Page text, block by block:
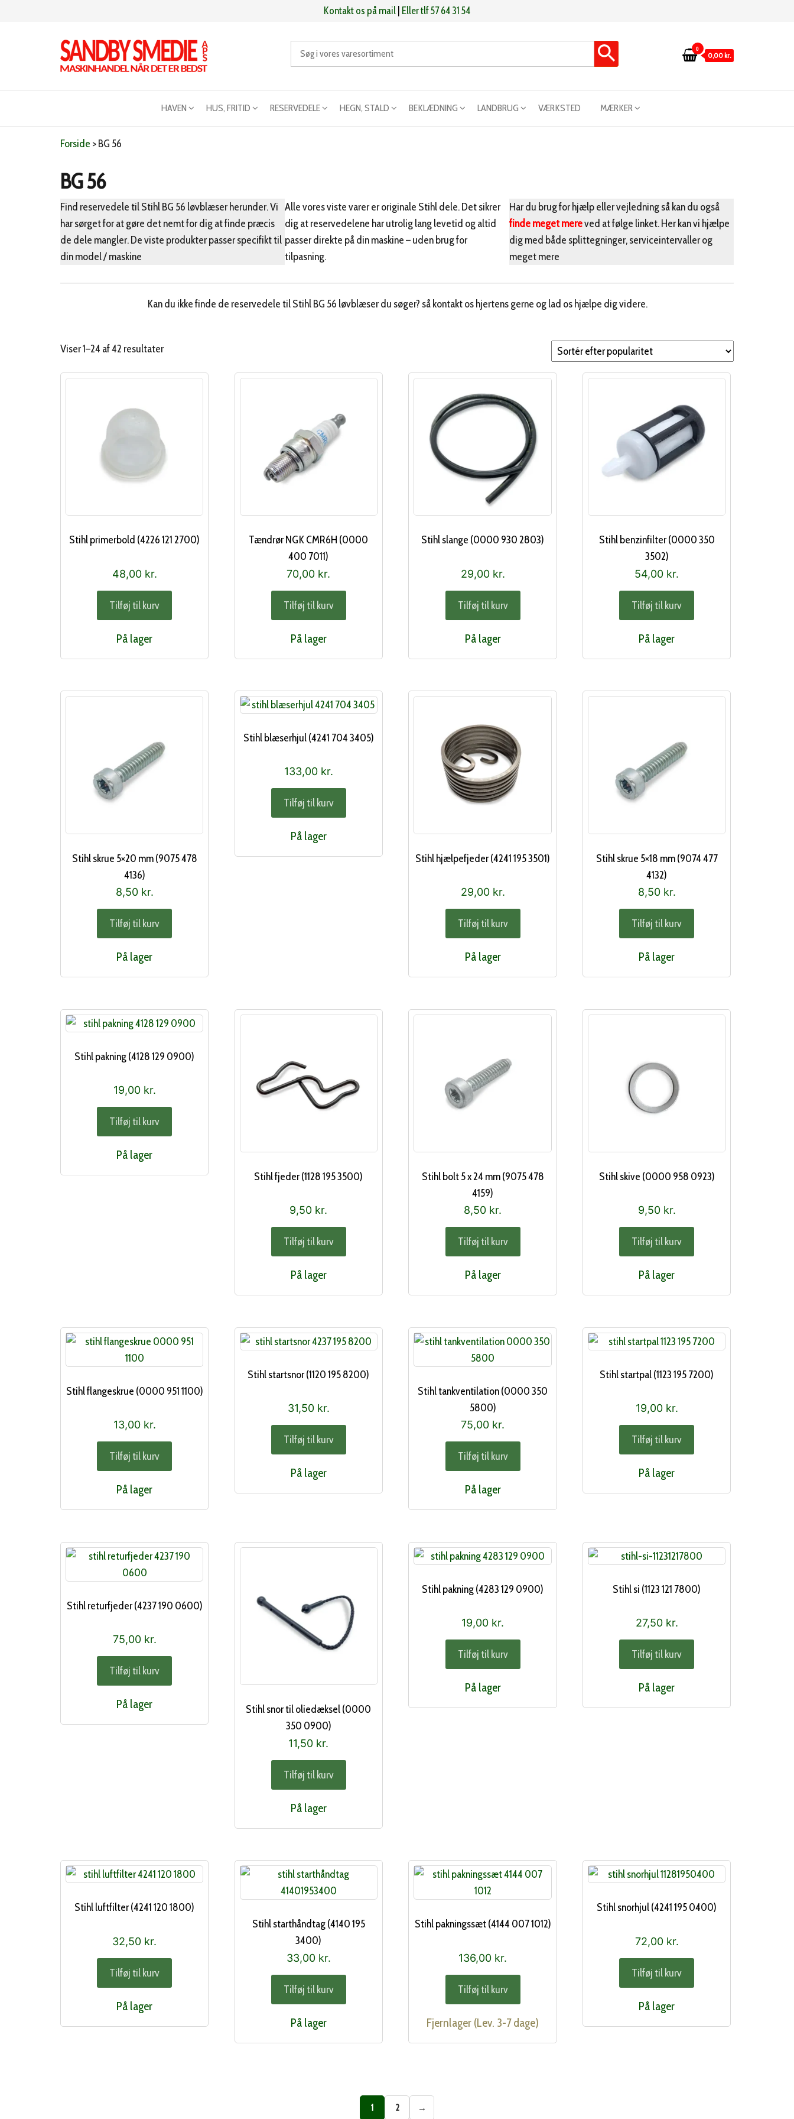
Kontakt os på mail Eller tlf 57 64 31 54
0
0,00 kr.
HAVEN HUS, FRITID RESERVEDELE HEGN, STALD BEKLÆDNING LANDBRUG VÆRKSTED MÆRKER
Forside >BG 56
BG 56
Find reservedele til Stihl BG 56 løvblæser herunder. Vi
har sørget for at gøre det nemt for dig at finde præcis
de dele mangler. De viste produkter passer specifikt til
din model / maskine
Alle vores viste varer er originale Stihl dele. Det sikrer
dig at reservedelene har utrolig lang levetid og altid
passer direkte på din maskine – uden brug for
tilpasning.
Har du brug for hjælp eller vejledning så kan du også
finde meget mereved at følge linket. Her kan vi hjælpe
dig med både splittegninger, serviceintervaller og
meget mere
Kan du ikke finde de reservedele til Stihl BG 56 løvblæser du søger? så kontakt os hjertens gerne og lad os hjælpe dig videre.
Viser 1–24 af 42 resultaterSorteret
popularitet
Stihl primerbold (4226 121 2700)
48,00 kr.
Tilføj til kurv
På lager
Tændrør NGK CMR6H (0000
400 7011)
70,00 kr.
Tilføj til kurv
På lager
Stihl slange (0000 930 2803)
29,00 kr.
Tilføj til kurv
På lager
Stihl benzinfilter (0000 350
3502)
54,00 kr.
Tilføj til kurv
På lager
Stihl skrue 5×20 mm (9075 478
4136)
8,50 kr.
Tilføj til kurv
På lager
Stihl blæserhjul (4241 704 3405)
133,00 kr.
Tilføj til kurv
På lager
Stihl hjælpefjeder (4241 195 3501)
29,00 kr.
Tilføj til kurv
På lager
Stihl skrue 5×18 mm (9074 477
4132)
8,50 kr.
Tilføj til kurv
På lager
Stihl pakning (4128 129 0900)
19,00 kr.
Tilføj til kurv
På lager
Stihl fjeder (1128 195 3500)
9,50 kr.
Tilføj til kurv
På lager
Stihl bolt 5 x 24 mm (9075 478
4159)
8,50 kr.
Tilføj til kurv
På lager
Stihl skive (0000 958 0923)
9,50 kr.
Tilføj til kurv
På lager
Stihl flangeskrue (0000 951 1100)
13,00 kr.
Tilføj til kurv
På lager
Stihl startsnor (1120 195 8200)
31,50 kr.
Tilføj til kurv
På lager
Stihl tankventilation (0000 350
5800)
75,00 kr.
Tilføj til kurv
På lager
Stihl startpal (1123 195 7200)
19,00 kr.
Tilføj til kurv
På lager
Stihl returfjeder (4237 190 0600)
75,00 kr.
Tilføj til kurv
På lager
Stihl snor til oliedæksel (0000
350 0900)
11,50 kr.
Tilføj til kurv
På lager
Stihl pakning (4283 129 0900)
19,00 kr.
Tilføj til kurv
På lager
Stihl si (1123 121 7800)
27,50 kr.
Tilføj til kurv
På lager
Stihl luftfilter (4241 120 1800)
32,50 kr.
Tilføj til kurv
På lager
Stihl starthåndtag (4140 195
3400)
33,00 kr.
Tilføj til kurv
På lager
Stihl pakningssæt (4144 007 1012)
136,00 kr.
Tilføj til kurv
Fjernlager (Lev. 3-7 dage)
Stihl snorhjul (4241 195 0400)
72,00 kr.
Tilføj til kurv
På lager
1 2 →